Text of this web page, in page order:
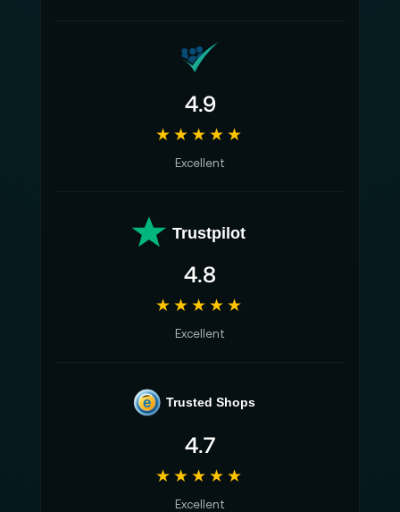
4.9
★★★★★
Excellent
Trustpilot
4.8
★★★★★
Excellent
e Trusted Shops
4.7
★★★★★
Excellent